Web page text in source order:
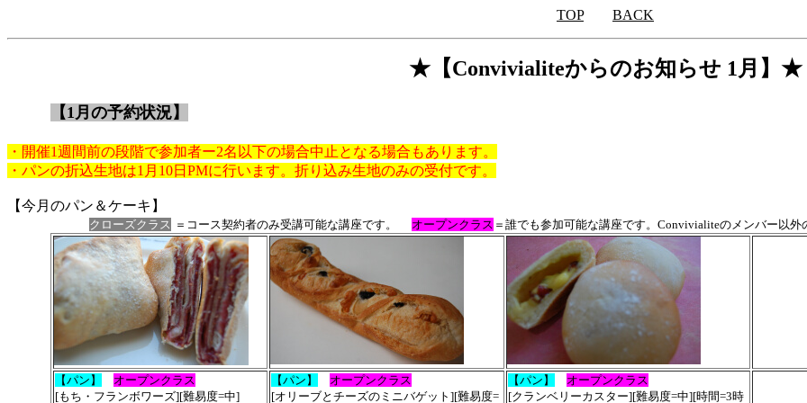
TOP BACK
★【Convivialiteからのお知らせ 1月】★
【1月の予約状況】
・開催1週間前の段階で参加者ー2名以下の場合中止となる場合もあります。
・パンの折込生地は1月10日PMに行います。折り込み生地のみの受付です。
【今月のパン＆ケーキ】
クローズクラス ＝コース契約者のみ受講可能な講座です。 オープンクラス ＝誰でも参加可能な講座です。Convivialiteのメンバー以外
【パン】
オープンクラス
[もち・フランボワーズ][難易度=中]
【パン】
オープンクラス
[オリーブとチーズのミニバゲット][難易度=
【パン】
オープンクラス
[クランベリーカスター][難易度=中][時間=3時